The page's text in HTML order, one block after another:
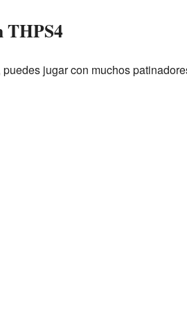
THPS4
puedes jugar con muchos